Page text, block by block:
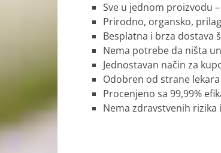
Sve u jednom proizvodu
Prirodno, organsko,
Besplatna i brza dostava
Nema potrebe da ništa
Jednostavan način za
Odobren od strane
Procenjeno sa 99,99%
Nema zdravstvenih rizika